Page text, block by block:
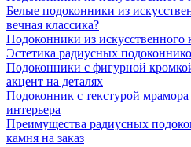
Белые подоконники из
вечная классика?
Подоконники из искусственного
Эстетика радиусных
Подоконники с фигурной
акцент на деталях
Подоконник с текстурой
интерьера
Преимущества радиусных
камня на заказ